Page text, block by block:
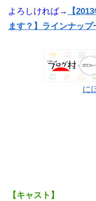
よろしければ→
【
ます？】ラインナッ
に
【キャスト】